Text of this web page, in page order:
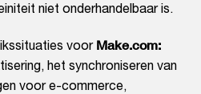
niet onderhandelbaar is.
voor Make.com:
het synchroniseren van
voor e-commerce,